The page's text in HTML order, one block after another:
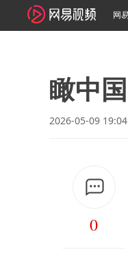
网
瞰中
2026-05-09
0